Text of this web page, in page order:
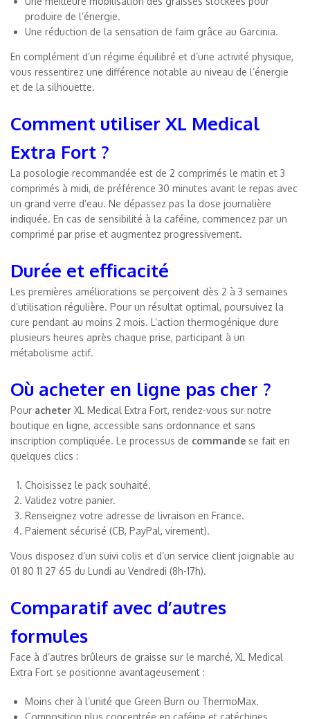
produire de l’énergie.
Une réduction de la sensation de faim grâce au Garcinia.
En complément d’un régime équilibré et d’une activité physique,
vous ressentirez une différence notable au niveau de l’énergie
et de la silhouette.
Comment utiliser XL Medical
Extra Fort ?
La posologie recommandée est de 2 comprimés le matin et 3
comprimés à midi, de préférence 30 minutes avant le repas avec
un grand verre d’eau. Ne dépassez pas la dose journalière
indiquée. En cas de sensibilité à la caféine, commencez par un
comprimé par prise et augmentez progressivement.
Durée et efficacité
Les premières améliorations se perçoivent dès 2 à 3 semaines
d’utilisation régulière. Pour un résultat optimal, poursuivez la
cure pendant au moins 2 mois. L’action thermogénique dure
plusieurs heures après chaque prise, participant à un
métabolisme actif.
Où acheter en ligne pas cher ?
Pour acheter XL Medical Extra Fort, rendez-vous sur notre
boutique en ligne, accessible sans ordonnance et sans
inscription compliquée. Le processus de commande se fait en
quelques clics :
Choisissez le pack souhaité.
Validez votre panier.
Renseignez votre adresse de livraison en France.
Paiement sécurisé (CB, PayPal, virement).
Vous disposez d’un suivi colis et d’un service client joignable au
01 80 11 27 65 du Lundi au Vendredi (8h-17h).
Comparatif avec d’autres
formules
Face à d’autres brûleurs de graisse sur le marché, XL Medical
Extra Fort se positionne avantageusement :
Moins cher à l’unité que Green Burn ou ThermoMax.
Composition plus concentrée en caféine et catéchines.